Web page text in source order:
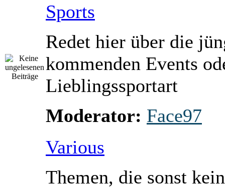
Sports
Redet hier über die
kommenden Events
Lieblingssportart
Moderator: Face97
Various
Themen, die sonst